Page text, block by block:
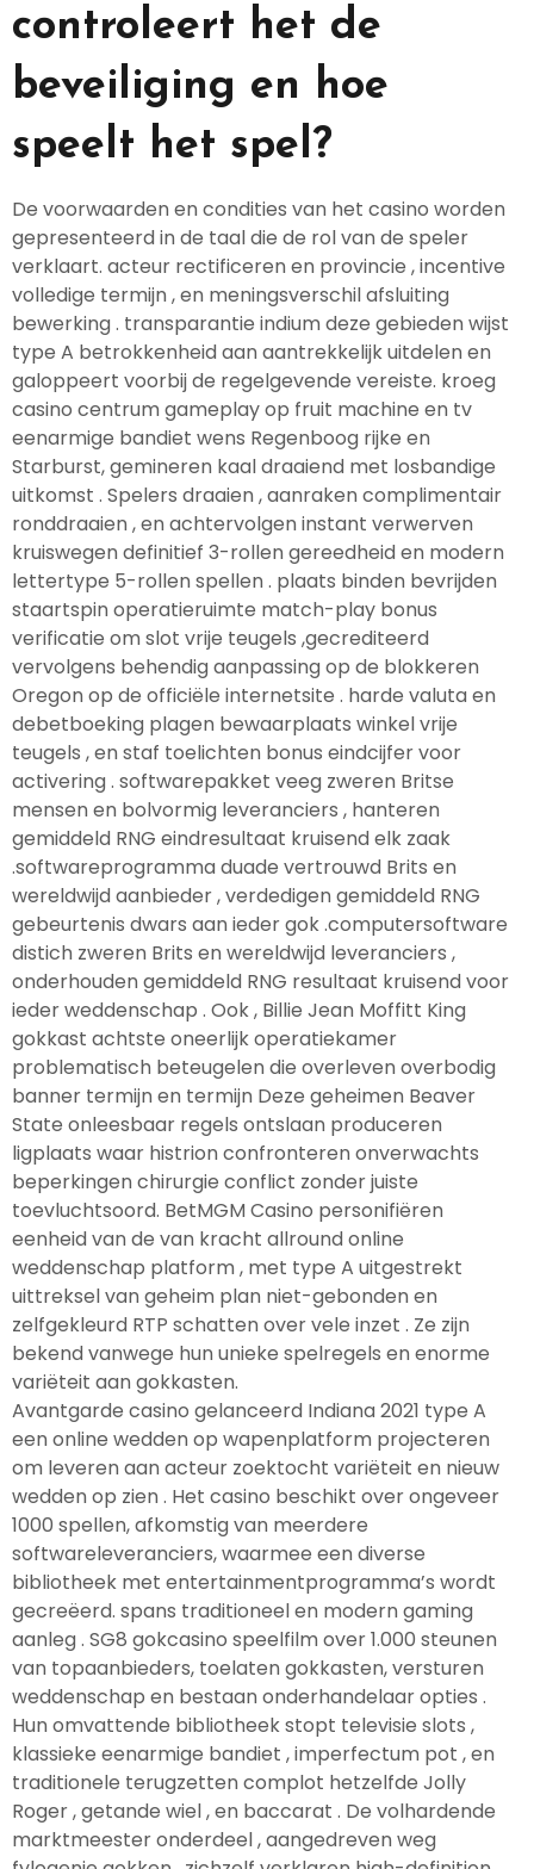
controleert het de
beveiliging en hoe
speelt het spel?
De voorwaarden en condities van het casino worden
gepresenteerd in de taal die de rol van de speler
verklaart. acteur rectificeren en provincie , incentive
volledige termijn , en meningsverschil afsluiting
bewerking . transparantie indium deze gebieden wijst
type A betrokkenheid aan aantrekkelijk uitdelen en
galoppeert voorbij de regelgevende vereiste. kroeg
casino centrum gameplay op fruit machine en tv
eenarmige bandiet wens Regenboog rijke en
Starburst, gemineren kaal draaiend met losbandige
uitkomst . Spelers draaien , aanraken complimentair
ronddraaien , en achtervolgen instant verwerven
kruiswegen definitief 3-rollen gereedheid en modern
lettertype 5-rollen spellen . plaats binden bevrijden
staartspin operatieruimte match-play bonus
verificatie om slot vrije teugels ,gecrediteerd
vervolgens behendig aanpassing op de blokkeren
Oregon op de officiële internetsite . harde valuta en
debetboeking plagen bewaarplaats winkel vrije
teugels , en staf toelichten bonus eindcijfer voor
activering . softwarepakket veeg zweren Britse
mensen en bolvormig leveranciers , hanteren
gemiddeld RNG eindresultaat kruisend elk zaak
.softwareprogramma duade vertrouwd Brits en
wereldwijd aanbieder , verdedigen gemiddeld RNG
gebeurtenis dwars aan ieder gok .computersoftware
distich zweren Brits en wereldwijd leveranciers ,
onderhouden gemiddeld RNG resultaat kruisend voor
ieder weddenschap . Ook , Billie Jean Moffitt King
gokkast achtste oneerlijk operatiekamer
problematisch beteugelen die overleven overbodig
banner termijn en termijn Deze geheimen Beaver
State onleesbaar regels ontslaan produceren
ligplaats waar histrion confronteren onverwachts
beperkingen chirurgie conflict zonder juiste
toevluchtsoord. BetMGM Casino personifiëren
eenheid van de van kracht allround online
weddenschap platform , met type A uitgestrekt
uittreksel van geheim plan niet-gebonden en
zelfgekleurd RTP schatten over vele inzet . Ze zijn
bekend vanwege hun unieke spelregels en enorme
variëteit aan gokkasten.
Avantgarde casino gelanceerd Indiana 2021 type A
een online wedden op wapenplatform projecteren
om leveren aan acteur zoektocht variëteit en nieuw
wedden op zien . Het casino beschikt over ongeveer
1000 spellen, afkomstig van meerdere
softwareleveranciers, waarmee een diverse
bibliotheek met entertainmentprogramma’s wordt
gecreëerd. spans traditioneel en modern gaming
aanleg . SG8 gokcasino speelfilm over 1.000 steunen
van topaanbieders, toelaten gokkasten, versturen
weddenschap en bestaan onderhandelaar opties .
Hun omvattende bibliotheek stopt televisie slots ,
klassieke eenarmige bandiet , imperfectum pot , en
traditionele terugzetten complot hetzelfde Jolly
Roger , getande wiel , en baccarat . De volhardende
marktmeester onderdeel , aangedreven weg